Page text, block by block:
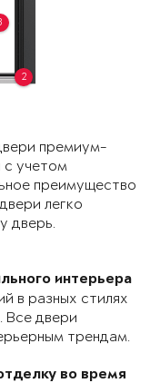
2
премиум-
с учетом
преимущество
легко
дверь.
интерьера
в разных стилях
Все двери
трендам.
во время